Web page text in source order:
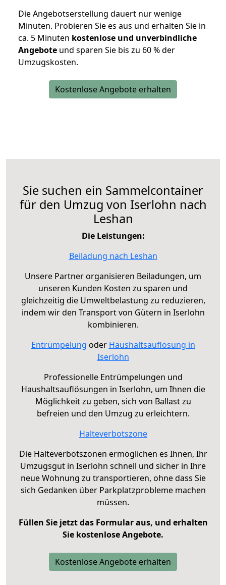
Die Angebotserstellung dauert nur wenige
Minuten. Probieren Sie es aus und erhalten Sie in
ca. 5 Minuten kostenlose und unverbindliche
Angebote und sparen Sie bis zu 60 % der
Umzugskosten.
Kostenlose Angebote erhalten
Sie suchen ein Sammelcontainer
für den Umzug von Iserlohn nach
Leshan
Die Leistungen:
Beiladung nach Leshan
Unsere Partner organisieren Beiladungen, um
unseren Kunden Kosten zu sparen und
gleichzeitig die Umweltbelastung zu reduzieren,
indem wir den Transport von Gütern in Iserlohn
kombinieren.
Entrümpelung oder Haushaltsauflösung in
Iserlohn
Professionelle Entrümpelungen und
Haushaltsauflösungen in Iserlohn, um Ihnen die
Möglichkeit zu geben, sich von Ballast zu
befreien und den Umzug zu erleichtern.
Halteverbotszone
Die Halteverbotszonen ermöglichen es Ihnen, Ihr
Umzugsgut in Iserlohn schnell und sicher in Ihre
neue Wohnung zu transportieren, ohne dass Sie
sich Gedanken über Parkplatzprobleme machen
müssen.
Füllen Sie jetzt das Formular aus, und erhalten
Sie kostenlose Angebote.
Kostenlose Angebote erhalten